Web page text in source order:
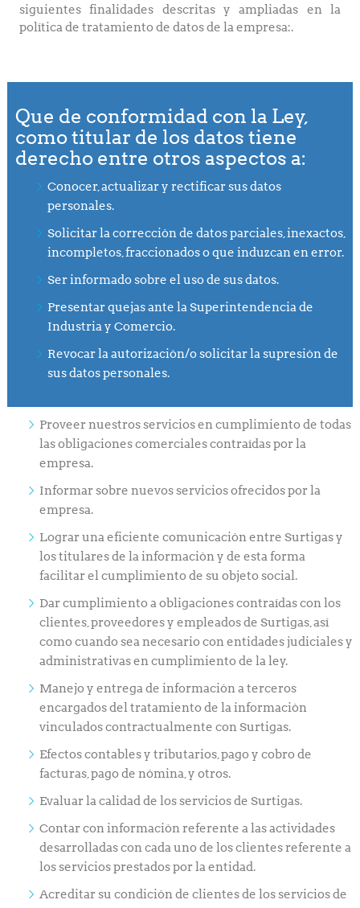
siguientes finalidades descritas y ampliadas en la
política de tratamiento de datos de la empresa:.
Que de conformidad con la Ley,
como titular de los datos tiene
derecho entre otros aspectos a:
Conocer, actualizar y rectificar sus datos
personales.
Solicitar la corrección de datos parciales, inexactos,
incompletos, fraccionados o que induzcan en error.
Ser informado sobre el uso de sus datos.
Presentar quejas ante la Superintendencia de
Industria y Comercio.
Revocar la autorización/o solicitar la supresión de
sus datos personales.
Proveer nuestros servicios en cumplimiento de todas
las obligaciones comerciales contraídas por la
empresa.
Informar sobre nuevos servicios ofrecidos por la
empresa.
Lograr una eficiente comunicación entre Surtigas y
los titulares de la información y de esta forma
facilitar el cumplimiento de su objeto social.
Dar cumplimiento a obligaciones contraídas con los
clientes, proveedores y empleados de Surtigas, así
como cuando sea necesario con entidades judiciales y
administrativas en cumplimiento de la ley.
Manejo y entrega de información a terceros
encargados del tratamiento de la información
vinculados contractualmente con Surtigas.
Efectos contables y tributarios, pago y cobro de
facturas, pago de nómina, y otros.
Evaluar la calidad de los servicios de Surtigas.
Contar con información referente a las actividades
desarrolladas con cada uno de los clientes referente a
los servicios prestados por la entidad.
Acreditar su condición de clientes de los servicios de